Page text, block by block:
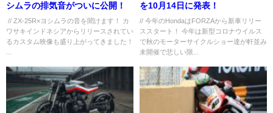
シムラの排気音がついに公開！
// ZX-25R×ヨシムラの音を聞けます！ カ
ワサキインドネシアからリリースされてい
るカスタム映像も盛り上がってきました！
を10月14日に発表！
// 今年のHondaはFORZAから新車リリー
ススタート！ 今年は新型コロナウイルス
で秋のモーターサイクルショー達が軒並み
未開催で悲しい限...